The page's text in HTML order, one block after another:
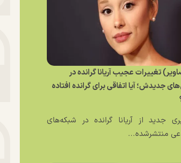
تغییرات عجیب آریانا گرانده در
جدیدش؛ آیا اتفاقی برای گرانده افتاده
جدید از آریانا گرانده در شبکه‌های
منتشرشده...